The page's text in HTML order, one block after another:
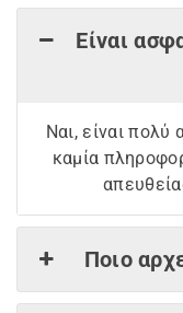
Είναι
Ναι, είναι
καμία
Ποιο